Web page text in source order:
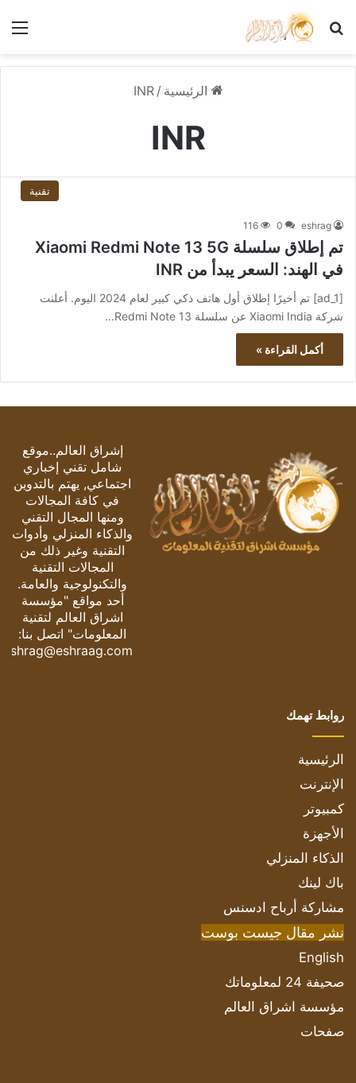
بحث عن
الرئيسية /
INR
INR
تقنية
eshrag
0
116
تم إطلاق سلسلة Xiaomi Redmi Note 13 5G
في الهند: السعر يبدأ من INR
[ad_1] تم أخيرًا إطلاق أول هاتف ذكي كبير لعام 2024 اليوم. أعلنت
شركة Xiaomi India عن سلسلة Redmi Note 13…
أكمل القراءة »
إشراق العالم..موقع
شامل تقني إخباري
اجتماعي, يهتم بالتدوين
في كافة المجالات
ومنها المجال التقني
والذكاء المنزلي وأدوات
التقنية وغير ذلك من
المجالات التقنية
والتكنولوجية والعامة.
أحد مواقع "مؤسسة
اشراق العالم لتقنية
المعلومات" اتصل بنا:
eshrag@eshraag.com
روابط تهمك
الرئيسية
الإنترنت
كمبيوتر
الأجهزة
الذكاء المنزلي
باك لينك
مشاركة أرباح ادسنس
نشر مقال جيست بوست
English
صحيفة 24 لمعلوماتك
مؤسسة اشراق العالم
صفحات